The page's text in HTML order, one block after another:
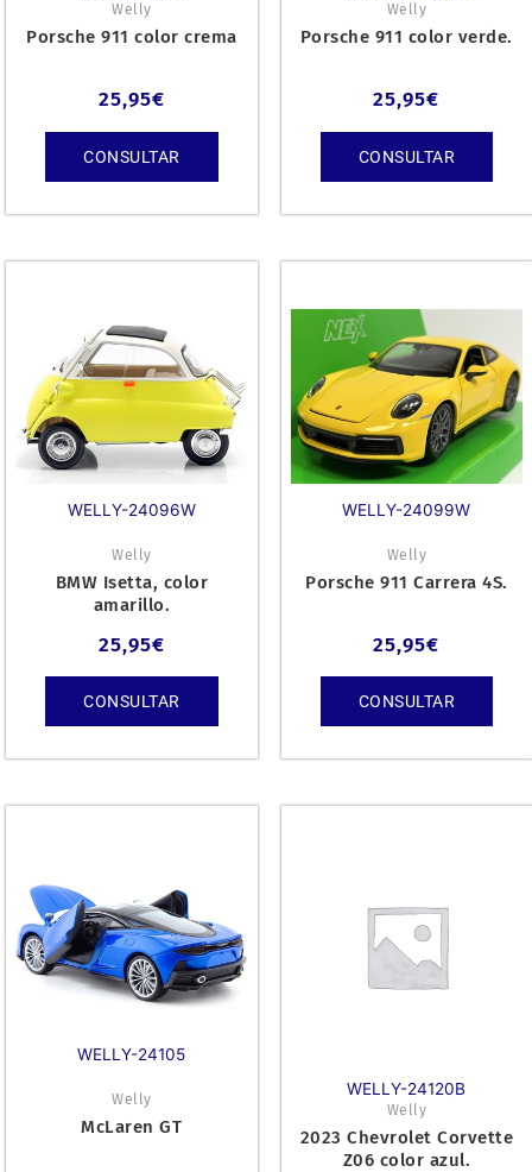
Welly
Porsche 911 color crema
25,95€
CONSULTAR
Welly
Porsche 911 color verde.
25,95€
CONSULTAR
WELLY-24096W
Welly
BMW Isetta, color
amarillo.
25,95€
CONSULTAR
WELLY-24099W
Welly
Porsche 911 Carrera 4S.
25,95€
CONSULTAR
WELLY-24105
Welly
McLaren GT
WELLY-24120B
Welly
2023 Chevrolet Corvette
Z06 color azul.